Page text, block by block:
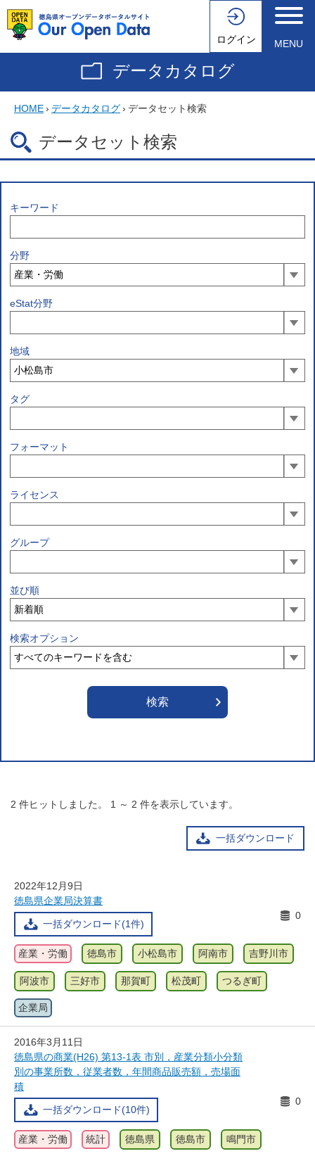
ログイン MENU
データカタログ
HOME› データカタログ› データセット検索
データセット検索
キーワード
分野
eStat分野
地域
タグ
フォーマット
ライセンス
グループ
並び順
検索オプション
2 件ヒットしました。 1 ～ 2 件を表示しています。
一括ダウンロード
2022年12月9日
徳島県企業局決算書
一括ダウンロード(1件)
0
産業・労働 徳島市 小松島市 阿南市 吉野川市
阿波市 三好市 那賀町 松茂町 つるぎ町
企業局
2016年3月11日
徳島県の商業(H26) 第13-1表 市別，産業分類小分類
別の事業所数，従業者数，年間商品販売額，売場面
積
一括ダウンロード(10件)
0
産業・労働 統計 徳島県 徳島市 鳴門市